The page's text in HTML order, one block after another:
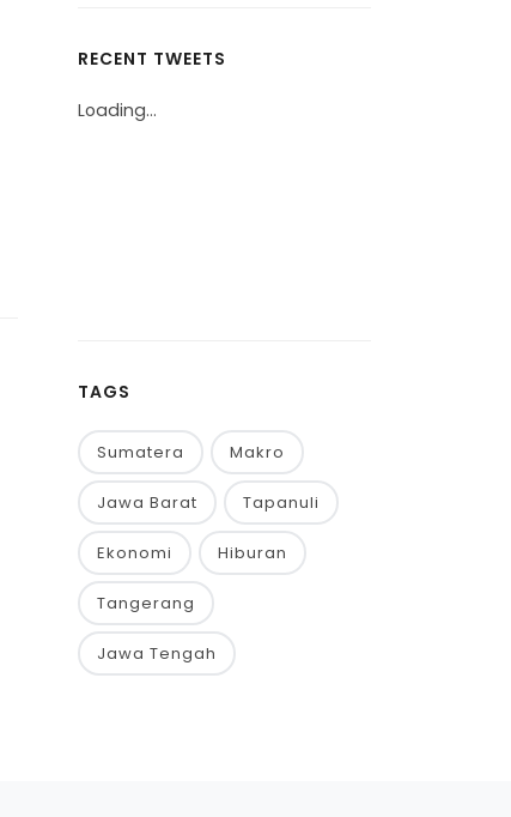
RECENT TWEETS
Loading...
TAGS
Sumatera Makro
Jawa Barat Tapanuli
Ekonomi Hiburan
Tangerang
Jawa Tengah